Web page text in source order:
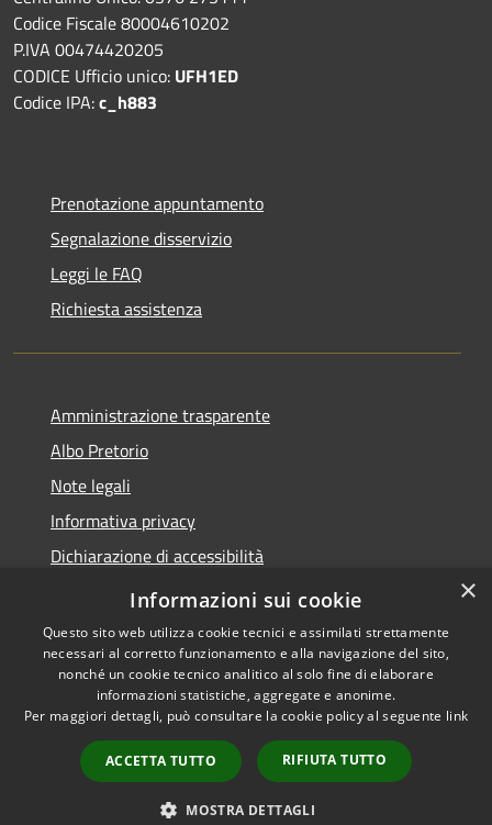
Codice Fiscale 80004610202
P.IVA 00474420205
CODICE Ufficio unico: UFH1ED
Codice IPA:c_h883
Prenotazione appuntamento
Segnalazione disservizio
Leggi le FAQ
Richiesta assistenza
Amministrazione trasparente
Albo Pretorio
Note legali
Informativa privacy
Dichiarazione di accessibilità
Obiettivi di accessibilità
Accessibilità
Copyright © 2026 • Comune di
San Giorgio Bigarello •
Powered byMunicipium
Accesso redazione
×
Informazioni sui cookie
Questo sito web utilizza cookie tecnici e assimilati strettamente
necessari al corretto funzionamento e alla navigazione del sito,
nonché un cookie tecnico analitico al solo fine di elaborare
informazioni statistiche, aggregate e anonime.
Per maggiori dettagli, può consultare la cookie policy al seguente link
ACCETTA TUTTO RIFIUTA TUTTO
MOSTRA DETTAGLI